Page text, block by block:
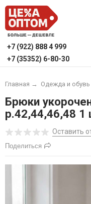
+7 (922) 888 4 999
+7 (35352) 6-80-30
Главная → Одежда и обувь
Брюки
р.42,44,46,48 1
Оставить
Поделиться